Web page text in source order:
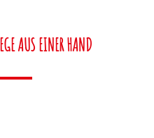
AUS EINER HAND